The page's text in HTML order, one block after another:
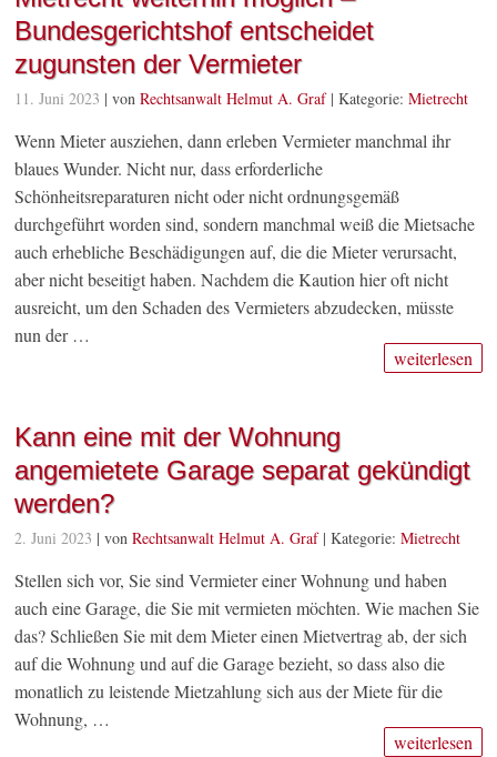
Bundesgerichtshof entscheidet
zugunsten der Vermieter
11. Juni 2023 | vonRechtsanwalt Helmut A. Graf| Kategorie:Mietrecht
Wenn Mieter ausziehen, dann erleben Vermieter manchmal ihr
blaues Wunder. Nicht nur, dass erforderliche
Schönheitsreparaturen nicht oder nicht ordnungsgemäß
durchgeführt worden sind, sondern manchmal weiß die Mietsache
auch erhebliche Beschädigungen auf, die die Mieter verursacht,
aber nicht beseitigt haben. Nachdem die Kaution hier oft nicht
ausreicht, um den Schaden des Vermieters abzudecken, müsste
nun der …
weiterlesen
Kann eine mit der Wohnung
angemietete Garage separat gekündigt
werden?
2. Juni 2023 | vonRechtsanwalt Helmut A. Graf| Kategorie:Mietrecht
Stellen sich vor, Sie sind Vermieter einer Wohnung und haben
auch eine Garage, die Sie mit vermieten möchten. Wie machen Sie
das? Schließen Sie mit dem Mieter einen Mietvertrag ab, der sich
auf die Wohnung und auf die Garage bezieht, so dass also die
monatlich zu leistende Mietzahlung sich aus der Miete für die
Wohnung, …
weiterlesen